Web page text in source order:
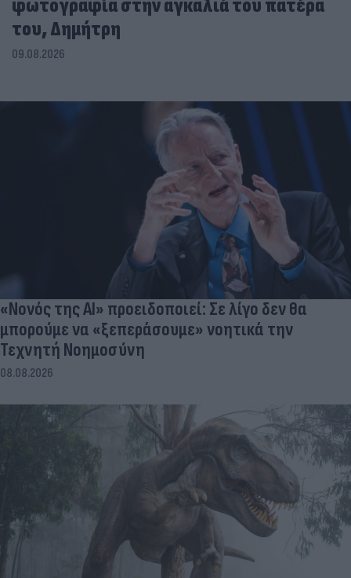
φωτογραφία στην αγκαλιά του πατέρα
του, Δημήτρη
09.08.2026
«Νονός της AI» προειδοποιεί: Σε λίγο δεν θα
μπορούμε να «ξεπεράσουμε» νοητικά την
Τεχνητή Νοημοσύνη
08.08.2026